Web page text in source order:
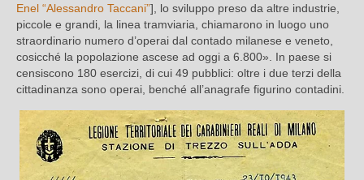
Enel “Alessandro Taccani”], lo sviluppo preso da altre industrie,
piccole e grandi, la linea tramviaria, chiamarono in luogo uno
straordinario numero d’operai dal contado milanese e veneto,
cosicché la popolazione ascese ad oggi a 6.800». In paese si
censiscono 180 esercizi, di cui 49 pubblici: oltre i due terzi della
cittadinanza sono operai, benché all’anagrafe figurino contadini.